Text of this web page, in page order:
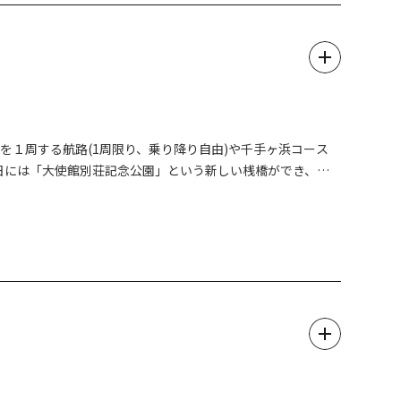
万里の長城、パルテノン神殿といった遺跡、サグラダファ
高さから建物を見上げると本物そっくり！
四季により表情を変え、見る者を楽しませてくれます。
ってみてください。
１周する航路(1周限り、乗り降り自由)や千手ヶ浜コース
は「大使館別荘記念公園」という新しい桟橋ができ、こ